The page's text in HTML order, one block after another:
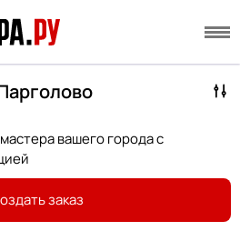
вашего города с
заказ